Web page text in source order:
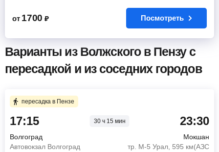
от 1700 ₽ Посмотреть
Варианты из Волжского в Пензу с
пересадкой и из соседних городов
пересадка в Пензе
17:15 30 ч 15 мин
Волгоград
Автовокзал Волгоград
23:30
Мокшан
тр. М-5 Урал, 595 км(АЗС